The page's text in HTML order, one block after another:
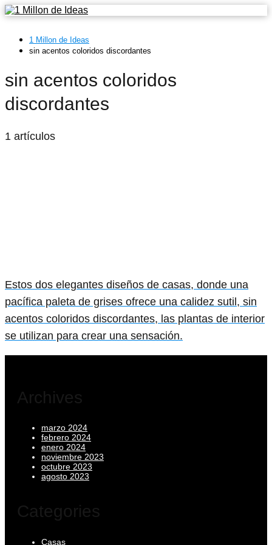
1 Millon de Ideas
sin acentos coloridos discordantes
sin acentos coloridos
discordantes
1 artículos
Estos dos elegantes diseños de casas, donde una
pacífica paleta de grises ofrece una calidez sutil, sin
acentos coloridos discordantes, las plantas de interior
se utilizan para crear una sensación.
Archives
marzo 2024
febrero 2024
enero 2024
noviembre 2023
octubre 2023
agosto 2023
Categories
Casas